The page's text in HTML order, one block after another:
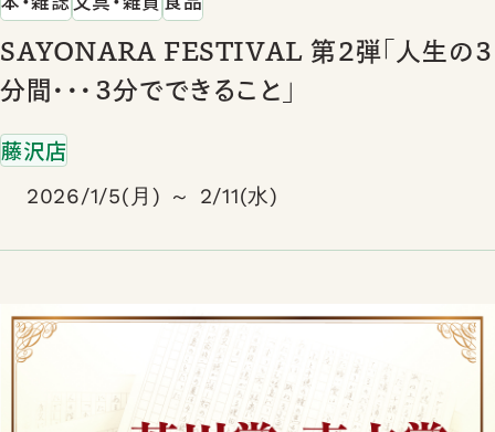
SAYONARA FESTIVAL 第２弾「人生の３
分間・・・３分でできること」
藤沢店
2026/1/5(月) ～ 2/11(水)